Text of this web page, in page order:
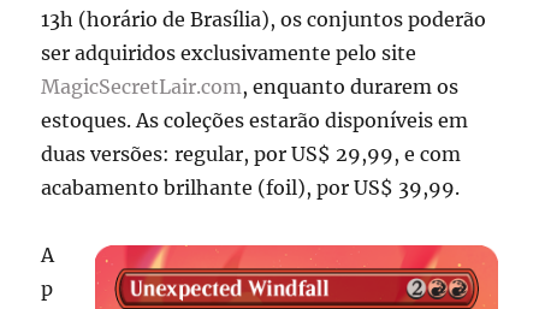
13h (horário de Brasília), os conjuntos poderão
ser adquiridos exclusivamente pelo site
MagicSecretLair.com, enquanto durarem os
estoques. As coleções estarão disponíveis em
duas versões: regular, por US$ 29,99, e com
acabamento brilhante (foil), por US$ 39,99.
A
p